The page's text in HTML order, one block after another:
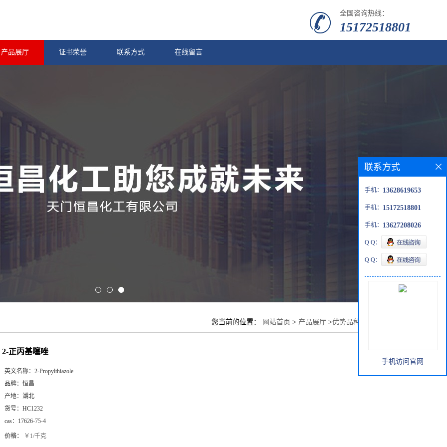
全国咨询热线：
15172518801
产品展厅 证书荣誉 联系方式 在线留言
您当前的位置： 网站首页 > 产品展厅 >优势品种
2-正丙基噻唑
英文名称： 2-Propylthiazole
品牌： 恒昌
产地： 湖北
货号： HC1232
cas： 17626-75-4
价格： ￥1/千克
联系方式
手机： 13628619653
手机： 15172518801
手机： 13627208026
Q Q：
Q Q：
手机访问官网